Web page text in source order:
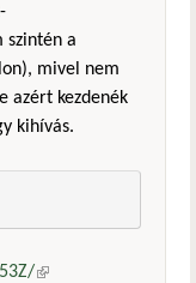
szintén a
mivel nem
azért kezdenék
kihívás.
(külső